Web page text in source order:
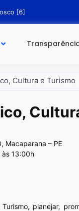
[6]
Cultura e Turismo
Macaparana – PE
13:00h
planejar,